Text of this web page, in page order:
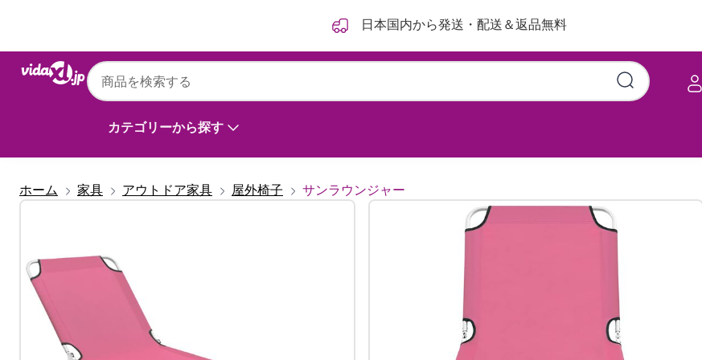
日本国内から発送・配送＆返品無料
カテゴリーから探す
vidaXL
ホーム 家具 アウトドア家具 屋外椅子 サンラウンジャー